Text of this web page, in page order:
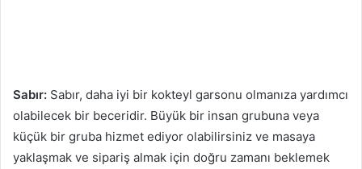
Sabır: Sabır, daha iyi bir kokteyl garsonu olmanıza yardımcı
olabilecek bir beceridir. Büyük bir insan grubuna veya
küçük bir gruba hizmet ediyor olabilirsiniz ve masaya
yaklaşmak ve sipariş almak için doğru zamanı beklemek